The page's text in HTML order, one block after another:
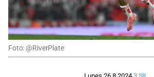
Foto: @RiverPlate